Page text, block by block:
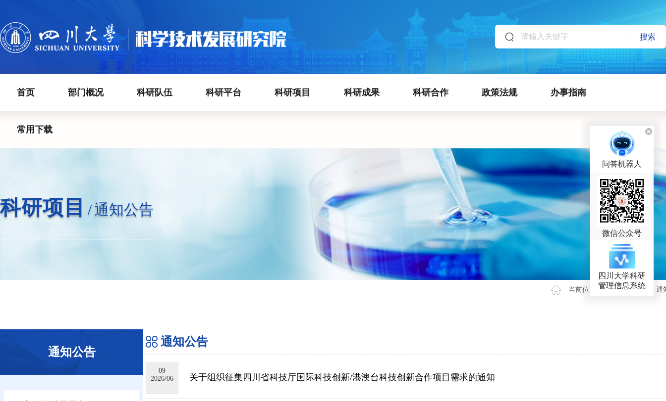
搜索
首页 部门概况 科研队伍 科研平台 科研项目 科研成果 科研合作 政策法规 办事指南
常用下载
科研项目 /通知公告
当前位置 >首页>科研项目-通
通知公告
通知公告
09
2026/06
关于组织征集四川省科技厅国际科技创新/港澳台科技创新合作项目需求的通知
问答机器人
微信公众号
四川大学科研
管理信息系统